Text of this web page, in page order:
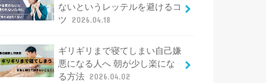
ないというレッテルを避けるコ
ツ
2026.04.18
ギリギリまで寝てしまい自己嫌
悪になる人へ 朝が少し楽にな
る方法 2026.04.02